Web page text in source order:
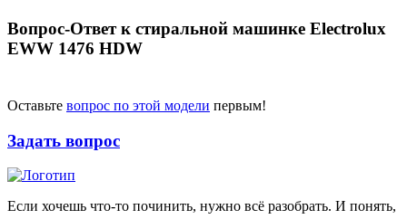
Вопрос-Ответ к стиральной машинке Electrolux
EWW 1476 HDW
Оставьте вопрос по этой модели первым!
Задать вопрос
Если хочешь что-то починить, нужно всё разобрать. И понять,